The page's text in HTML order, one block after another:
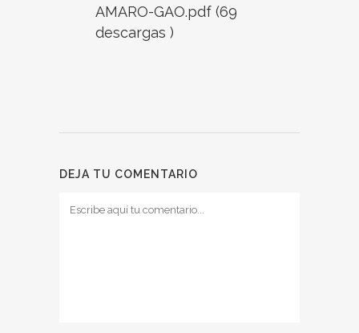
AMARO-GAO.pdf (69
descargas )
DEJA TU COMENTARIO